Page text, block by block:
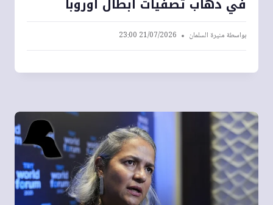
بواسطةمنيرة السلمان 21/07/2026 23:00